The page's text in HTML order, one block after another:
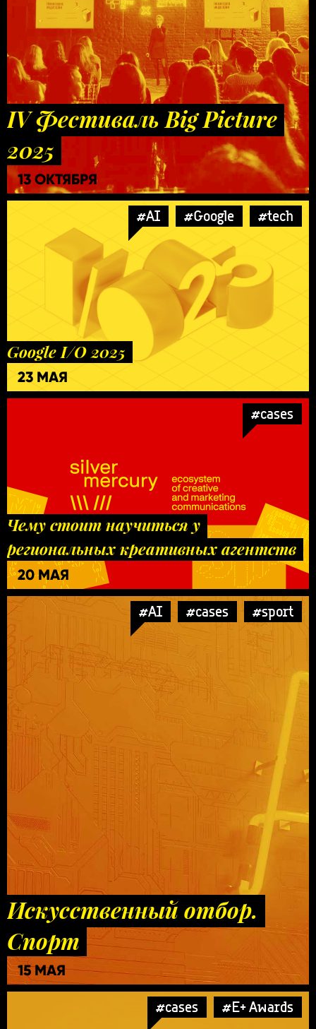
IV Фестиваль Big Picture
2025
13 ОКТЯБРЯ
#AI #Google #tech
Google I/O 2025
23 МАЯ
#cases
Чему стоит научиться у
региональных креативных агентств
20 МАЯ
#AI #cases #sport
Искусственный отбор.
Спорт
15 МАЯ
#cases #E+ Awards